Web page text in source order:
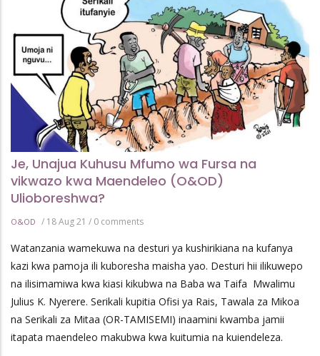
Je, Unajua Kuhusu Mfumo wa Fursa na
vikwazo kwa Maendeleo (O&OD)
Ulioboreshwa?
O&OD / 18 Aug 21 / 0 comments
Watanzania wamekuwa na desturi ya kushirikiana na kufanya
kazi kwa pamoja ili kuboresha maisha yao. Desturi hii ilikuwepo
na ilisimamiwa kwa kiasi kikubwa na Baba wa Taifa Mwalimu
Julius K. Nyerere. Serikali kupitia Ofisi ya Rais, Tawala za Mikoa
na Serikali za Mitaa (OR-TAMISEMI) inaamini kwamba jamii
itapata maendeleo makubwa kwa kuitumia na kuiendeleza.